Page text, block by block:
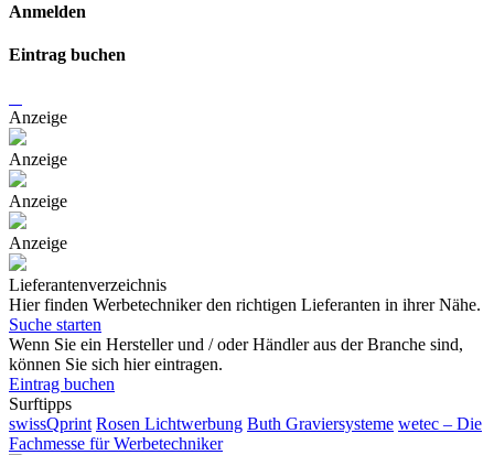
Anmelden
Eintrag buchen
Anzeige
Anzeige
Anzeige
Anzeige
Lieferantenverzeichnis
Hier finden Werbetechniker den richtigen Lieferanten in ihrer Nähe.
Suche starten
Wenn Sie ein Hersteller und / oder Händler aus der Branche sind,
können Sie sich hier eintragen.
Eintrag buchen
Surftipps
swissQprint Rosen Lichtwerbung Buth Graviersysteme wetec – Die
Fachmesse für Werbetechniker